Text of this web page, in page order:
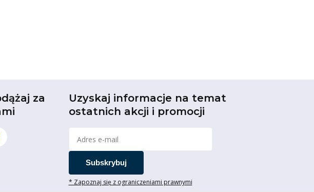
za
Uzyskaj informacje na temat
ostatnich akcji i promocji
Subskrybuj
* Zapoznaj się z ograniczeniami prawnymi